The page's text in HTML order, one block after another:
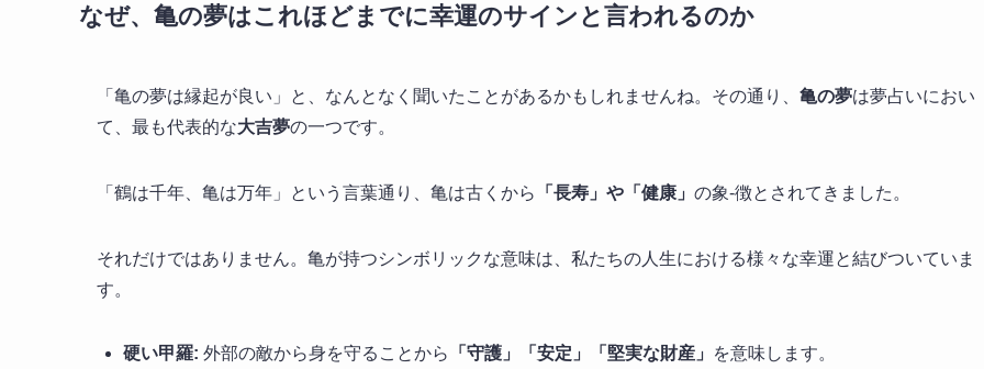
なぜ、亀の夢はこれほどまでに幸運のサインと言われるのか
「亀の夢は縁起が良い」と、なんとなく聞いたことがあるかもしれませんね。その通り、 亀の夢は夢占いにおい
て、最も代表的な大吉夢の一つです。
「鶴は千年、亀は万年」という言葉通り、亀は古くから 「長寿」や「健康」 の象-徴とされてきました。
それだけではありません。亀が持つシンボリックな意味は、私たちの人生における様々な幸運と結びついていま
す。
硬い甲羅: 外部の敵から身を守ることから 「守護」「安定」「堅実な財産」 を意味します。